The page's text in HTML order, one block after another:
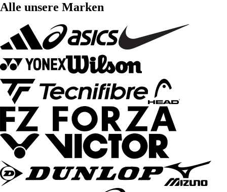
Alle unsere Marken